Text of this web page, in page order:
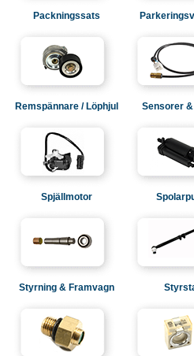
Packningssats
Remspännare / Löphjul Sensorer
Spjällmotor
Styrning & Framvagn